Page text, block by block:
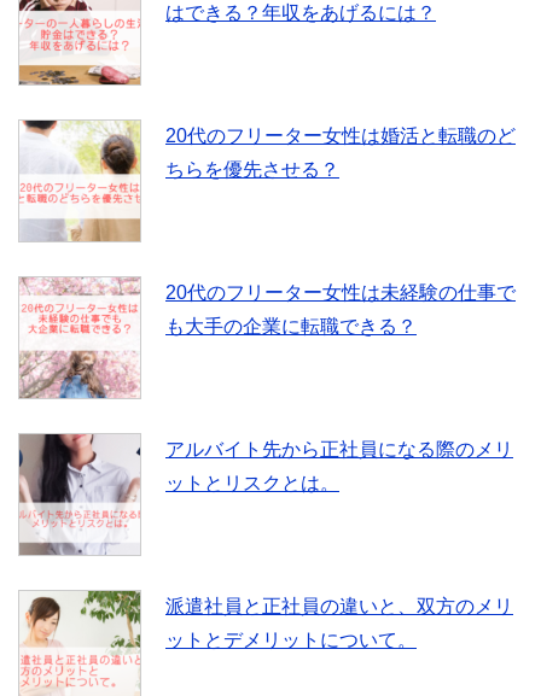
k
はできる？年収をあげるには？
20代のフリーター女性は婚活と転職のど
ちらを優先させる？
20代のフリーター女性は未経験の仕事で
も大手の企業に転職できる？
アルバイト先から正社員になる際のメリ
ットとリスクとは。
派遣社員と正社員の違いと、双方のメリ
ットとデメリットについて。